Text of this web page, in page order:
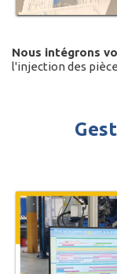
Nous intégrons
l'injection des